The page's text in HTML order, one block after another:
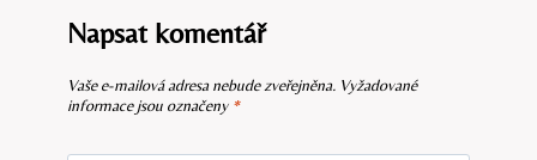
Napsat komentář
Vaše e-mailová adresa nebude zveřejněna. Vyžadované
informace jsou označeny *